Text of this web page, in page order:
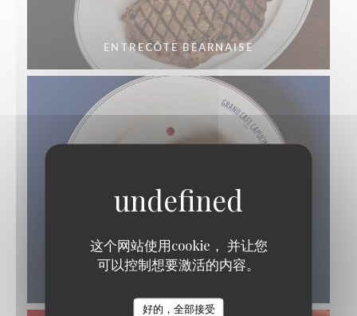
这个网站使用cookie， 并让您
可以控制想要激活的内容。
好的，全部接受
ENTRECÔTE BÉARNAISE